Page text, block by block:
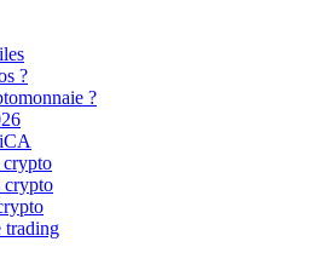
?
?
crypto
crypto
trading